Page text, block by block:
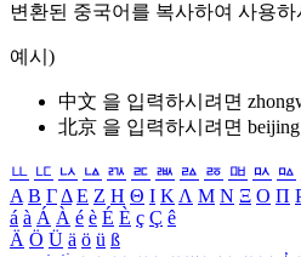
변환된 중국어를 복사하여 사용하
예시)
中文 을 입력하시려면
北京 을 입력하시려면 beijing
ㅥ ㅦ ㅧ ㅨ ㅩ ㅪ ㅫ ㅬ ㅭ ㅮ ㅯ ㅰ
Α Β ΓΔ Ε Ζ Η Θ Ι ΚΛ Μ Ν Ξ Ο Π
á à Á À é è É È ç Ç ê
Ä Ö Ü ä ö ü ß